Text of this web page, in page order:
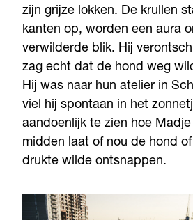
zijn grijze lokken. De krullen
kanten op, worden een aura
verwilderde blik. Hij
zag echt dat de hond weg
Hij was naar hun atelier in
viel hij spontaan in het
aandoenlijk te zien hoe
midden laat of nou de hond
drukte wilde ontsnappen.